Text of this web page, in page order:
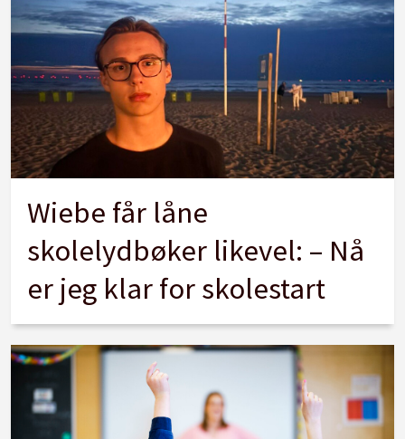
Wiebe får låne
skolelydbøker likevel: – Nå
er jeg klar for skolestart